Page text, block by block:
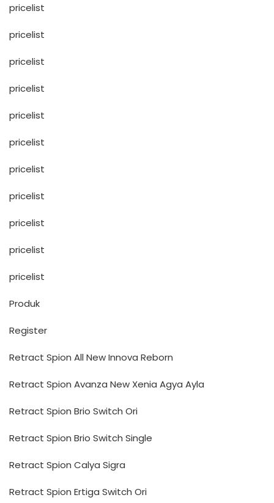
pricelist
pricelist
pricelist
pricelist
pricelist
pricelist
pricelist
pricelist
pricelist
pricelist
pricelist
Produk
Register
Retract Spion All New Innova Reborn
Retract Spion Avanza New Xenia Agya Ayla
Retract Spion Brio Switch Ori
Retract Spion Brio Switch Single
Retract Spion Calya Sigra
Retract Spion Ertiga Switch Ori